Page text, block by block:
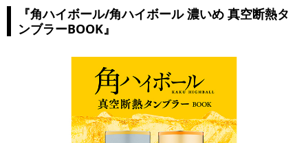
『角ハイボール/角ハイボール 濃いめ 真空断熱タ
ンブラーBOOK』